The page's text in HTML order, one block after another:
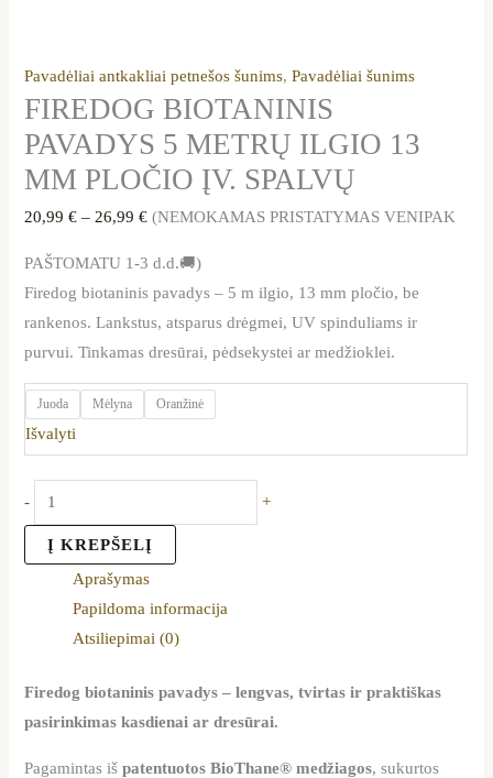
Pavadėliai antkakliai petnešos šunims,Pavadėliai šunims
FIREDOG BIOTANINIS
PAVADYS 5 METRŲ ILGIO 13
MM PLOČIO ĮV. SPALVŲ
20,99€ – 26,99€ (NEMOKAMAS PRISTATYMAS VENIPAK
PAŠTOMATU 1-3 d.d.🚚)
Firedog biotaninis pavadys – 5 m ilgio, 13 mm pločio, be
rankenos. Lankstus, atsparus drėgmei, UV spinduliams ir
purvui. Tinkamas dresūrai, pėdsekystei ar medžioklei.
Juoda Mėlyna Oranžinė
Išvalyti
- +
Į KREPŠELĮ
Aprašymas
Papildoma informacija
Atsiliepimai (0)
Firedog biotaninis pavadys – lengvas, tvirtas ir praktiškas
pasirinkimas kasdienai ar dresūrai.
Pagamintas išpatentuotos BioThane® medžiagos, sukurtos